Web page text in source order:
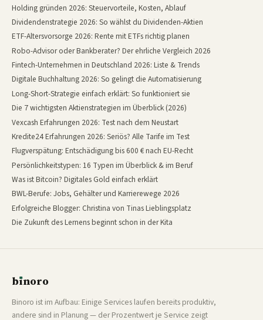
Holding gründen 2026: Steuervorteile, Kosten, Ablauf
Dividendenstrategie 2026: So wählst du Dividenden-Aktien
ETF-Altersvorsorge 2026: Rente mit ETFs richtig planen
Robo-Advisor oder Bankberater? Der ehrliche Vergleich 2026
Fintech-Unternehmen in Deutschland 2026: Liste & Trends
Digitale Buchhaltung 2026: So gelingt die Automatisierung
Long-Short-Strategie einfach erklärt: So funktioniert sie
Die 7 wichtigsten Aktienstrategien im Überblick (2026)
Vexcash Erfahrungen 2026: Test nach dem Neustart
Kredite24 Erfahrungen 2026: Seriös? Alle Tarife im Test
Flugverspätung: Entschädigung bis 600 € nach EU-Recht
Persönlichkeitstypen: 16 Typen im Überblick & im Beruf
Was ist Bitcoin? Digitales Gold einfach erklärt
BWL-Berufe: Jobs, Gehälter und Karrierewege 2026
Erfolgreiche Blogger: Christina von Tinas Lieblingsplatz
Die Zukunft des Lernens beginnt schon in der Kita
bınoro
Binoro ist im Aufbau: Einige Services laufen bereits produktiv,
andere sind in Planung — der Prozentwert je Service zeigt